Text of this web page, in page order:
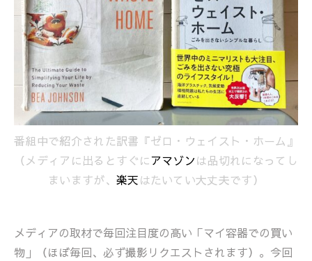
番組中で紹介された訳書『ゼロ・ウェイスト・ホーム』
（メディアに出るとすぐにアマゾンは品切れになってし
まいますが、 楽天はたいてい大丈夫です）
メディアの取材で毎回注目度の高い「マイ容器での買い
物」（ほぼ毎回、必ず撮影リクエストされます）。今回